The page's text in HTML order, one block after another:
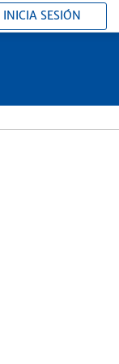
INICIA SESIÓN